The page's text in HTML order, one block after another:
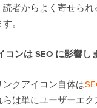
者からよく寄せられ
。
コンは SEO に影響し
クアイコン自体は
らは単にユーザーエク